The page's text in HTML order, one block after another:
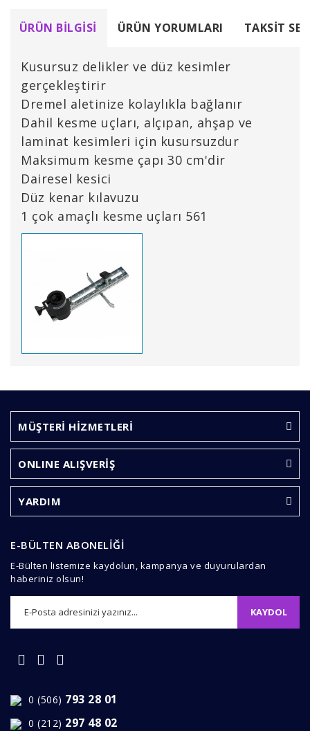
ÜRÜN BILGISI ÜRÜN YORUMLARI TAKSIT
Kusursuz delikler ve düz kesimler
gerçekleştirir
Dremel aletinize kolaylıkla bağlanır
Dahil kesme uçları, alçıpan, ahşap ve
laminat kesimleri için kusursuzdur
Maksimum kesme çapı 30 cm'dir
Dairesel kesici
Düz kenar kılavuzu
1 çok amaçlı kesme uçları 561
Yorum Yaz
formunu kullanarak tarafımıza iletebilirsiniz.
Görüş ve önerileriniz için teşekkür ederiz.
Ürün resmi kalitesiz, bozuk veya görüntülenemiyor.
Ürün açıklamasında eksik bilgiler bulunuyor.
Ürün fiyatı diğer sitelerden daha pahalı.
Gönder
MÜŞTERİ HİZMETLERİ
ONLINE ALIŞVERİŞ
YARDIM
E-BÜLTEN ABONELİĞİ
E-Bülten listemize kaydolun, kampanya ve duyurulardan
haberiniz olsun!
KAYDOL
0 (506) 793 28 01
0 (212) 297 48 02